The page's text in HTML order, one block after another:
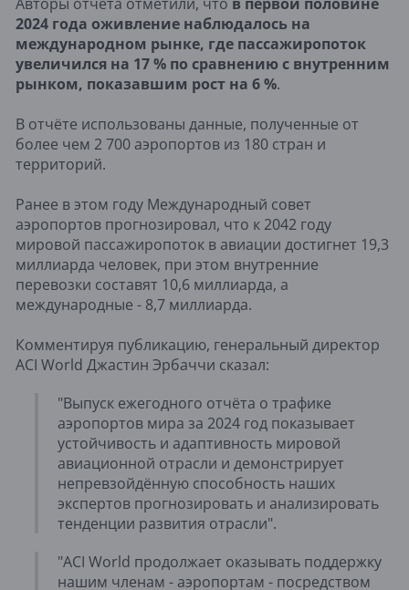
Авторы отчёта отметили, что в первой половине
2024 года оживление наблюдалось на
международном рынке, где пассажиропоток
увеличился на 17 % по сравнению с внутренним
рынком, показавшим рост на 6 %.
В отчёте использованы данные, полученные от
более чем 2 700 аэропортов из 180 стран и
территорий.
Ранее в этом году Международный совет
аэропортов прогнозировал, что к 2042 году
мировой пассажиропоток в авиации достигнет 19,3
миллиарда человек, при этом внутренние
перевозки составят 10,6 миллиарда, а
международные - 8,7 миллиарда.
Комментируя публикацию, генеральный директор
ACI World Джастин Эрбаччи сказал:
"Выпуск ежегодного отчёта о трафике
аэропортов мира за 2024 год показывает
устойчивость и адаптивность мировой
авиационной отрасли и демонстрирует
непревзойдённую способность наших
экспертов прогнозировать и анализировать
тенденции развития отрасли".
"ACI World продолжает оказывать поддержку
нашим членам - аэропортам - посредством